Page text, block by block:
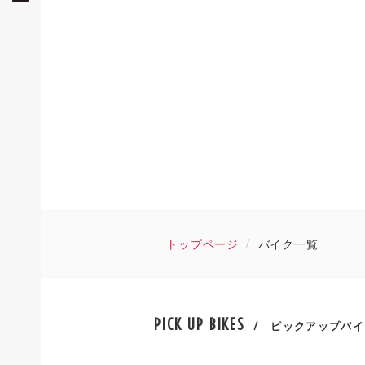
トップページ バイク一覧
PICK UP BIKES / ピックアップバ